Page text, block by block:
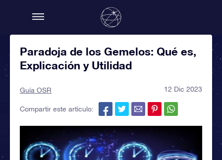
Paradoja de los Gemelos: Qué es,
Explicación y Utilidad
Guía OSR 12 Dic 2023
Compartir este artículo: